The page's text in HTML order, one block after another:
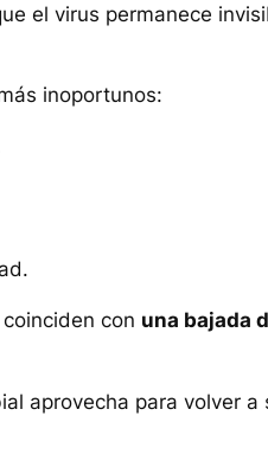
el virus permanece
inoportunos:
con una bajada
aprovecha para volver